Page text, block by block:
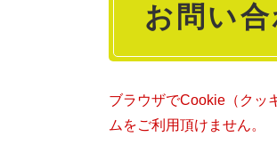
お問い
ブラウザでCookie（クッ
ムをご利用頂けません。